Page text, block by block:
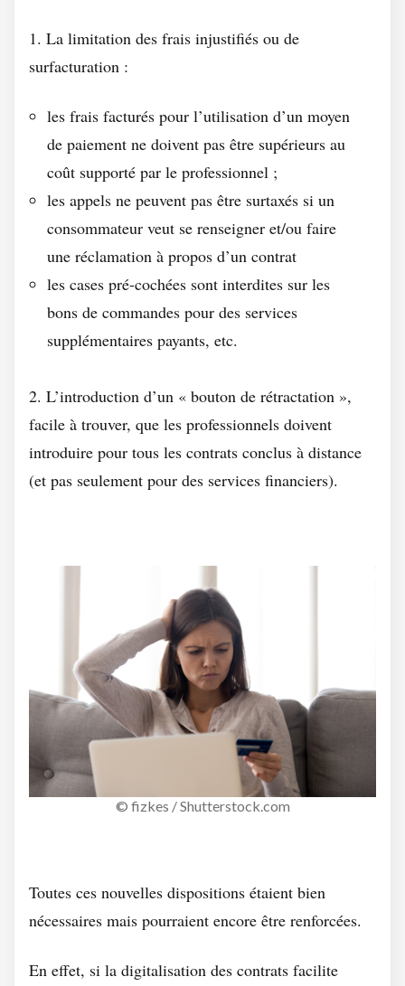
1. La limitation des frais injustifiés ou de
surfacturation :
les frais facturés pour l’utilisation d’un moyen
de paiement ne doivent pas être supérieurs au
coût supporté par le professionnel ;
les appels ne peuvent pas être surtaxés si un
consommateur veut se renseigner et/ou faire
une réclamation à propos d’un contrat
les cases pré-cochées sont interdites sur les
bons de commandes pour des services
supplémentaires payants, etc.
2. L’introduction d’un « bouton de rétractation »,
facile à trouver, que les professionnels doivent
introduire pour tous les contrats conclus à distance
(et pas seulement pour des services financiers).
© fizkes / Shutterstock.com
Toutes ces nouvelles dispositions étaient bien
nécessaires mais pourraient encore être renforcées.
En effet, si la digitalisation des contrats facilite